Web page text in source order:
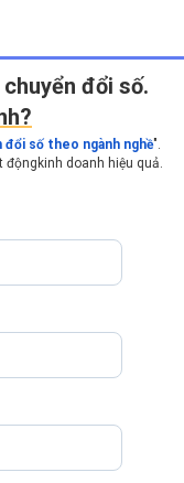
đổi số.
đổi số theo ngành nghề".
động kinh doanh hiệu quả.